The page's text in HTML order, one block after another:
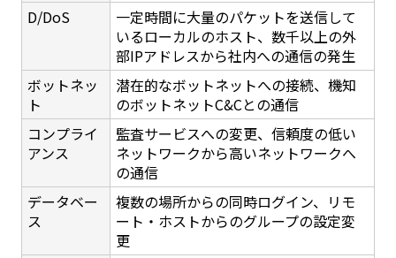
D/DoS
一定時間に大量のパケットを送信して
いるローカルのホスト、数千以上の外
部IPアドレスから社内への通信の発生
ボットネッ
ト
潜在的なボットネットへの接続、機知
のボットネットC&Cとの通信
コンプライ
アンス
監査サービスへの変更、信頼度の低い
ネットワークから高いネットワークへ
の通信
データベー
ス
複数の場所からの同時ログイン、リモ
ート・ホストからのグループの設定変
更